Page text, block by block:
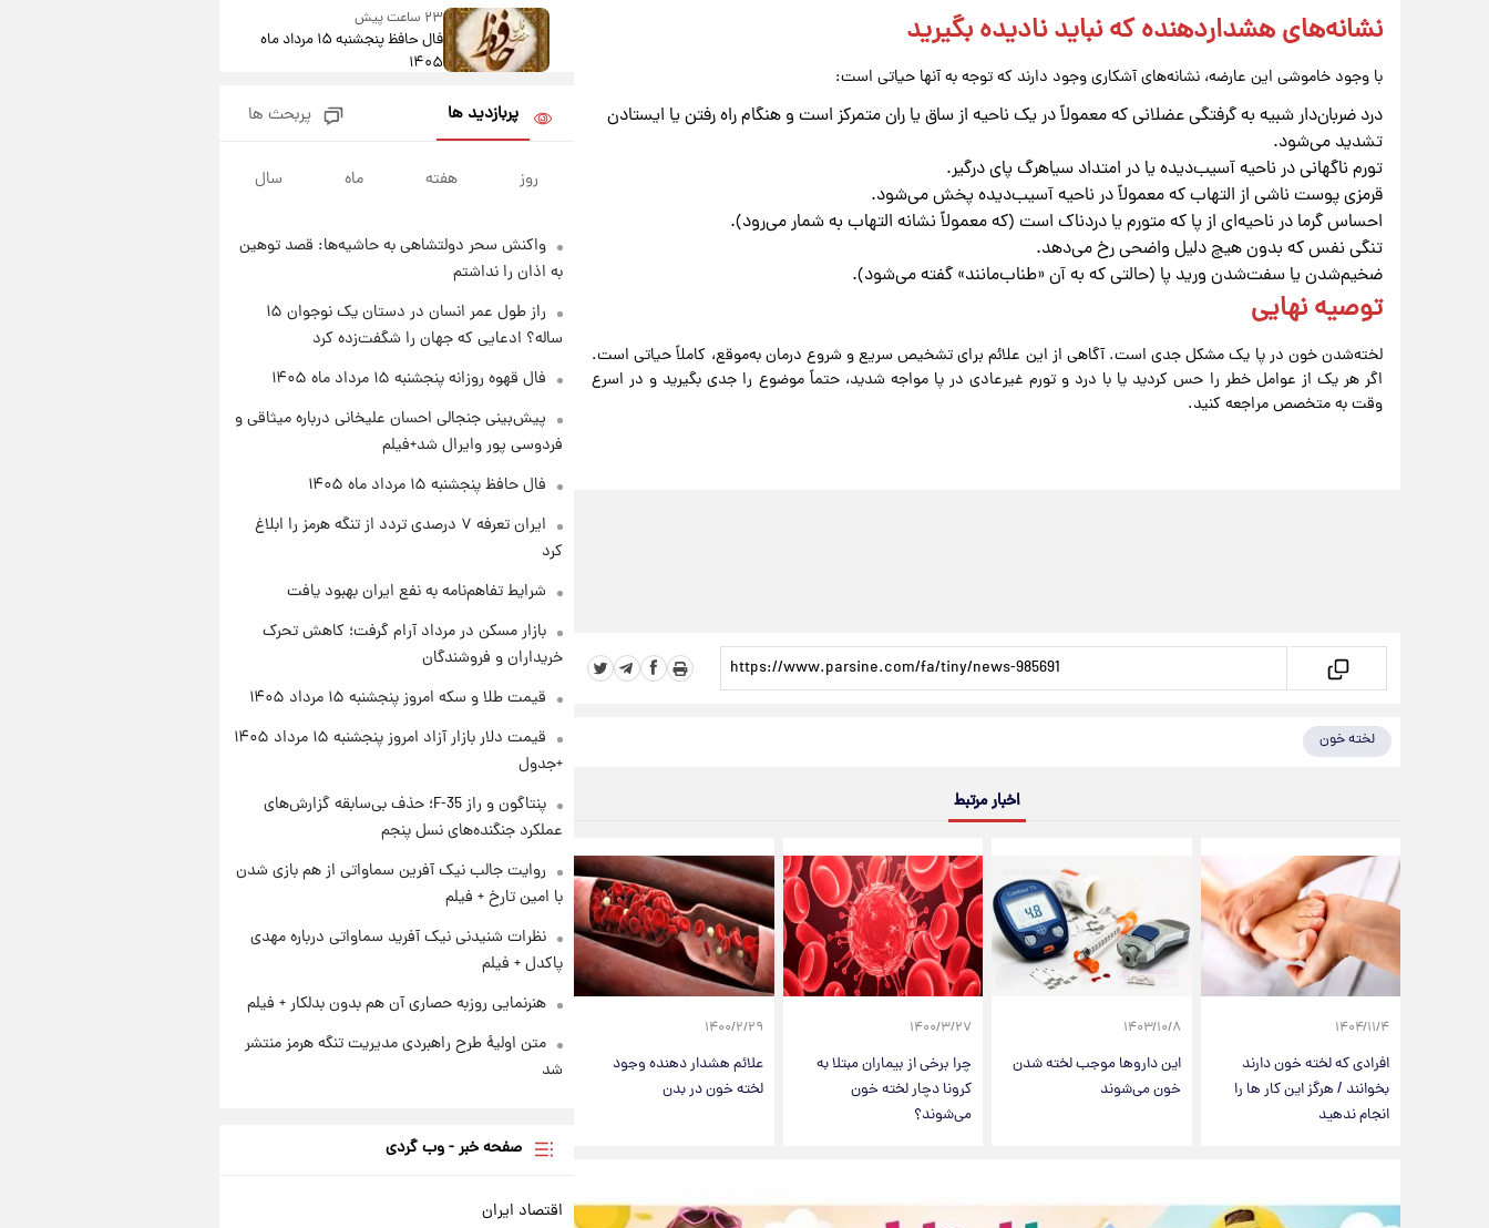
نشانه‌های هشداردهنده که نباید نادیده بگیرید
با وجود خاموشی این عارضه، نشانه‌های آشکاری وجود دارند که توجه به آنها حیاتی است:
درد ضربان‌دار شبیه به گرفتگی عضلانی که معمولاً در یک ناحیه از ساق یا ران متمرکز است و هنگام راه رفتن یا ایستادن
تشدید می‌شود.
تورم ناگهانی در ناحیه آسیب‌دیده یا در امتداد سیاهرگ پای درگیر.
قرمزی پوست ناشی از التهاب که معمولاً در ناحیه آسیب‌دیده پخش می‌شود.
احساس گرما در ناحیه‌ای از پا که متورم یا دردناک است (که معمولاً نشانه التهاب به شمار می‌رود).
تنگی نفس که بدون هیچ دلیل واضحی رخ می‌دهد.
ضخیم‌شدن یا سفت‌شدن ورید پا (حالتی که به آن «طناب‌مانند» گفته می‌شود).
توصیه نهایی
لخته‌شدن خون در پا یک مشکل جدی است. آگاهی از این علائم برای تشخیص سریع و شروع درمان به‌موقع، کاملاً حیاتی است.
اگر هر یک از عوامل خطر را حس کردید یا با درد و تورم غیرعادی در پا مواجه شدید، حتماً موضوع را جدی بگیرید و در اسرع
وقت به متخصص مراجعه کنید.
لخته خون
اخبار مرتبط
۱۴۰۴/۱۱/۴
افرادی که لخته خون دارند
بخوانند / هرگز این کار ها را
انجام ندهید
۱۴۰۳/۱۰/۸
این داروها موجب لخته شدن
خون می‌شوند
۱۴۰۰/۳/۲۷
چرا برخی از بیماران مبتلا به
کرونا دچار لخته خون
می‌شوند؟
۱۴۰۰/۲/۲۹
علائم هشدار دهنده وجود
لخته خون در بدن
۲۳ ساعت پیش
فال حافظ پنجشنبه ۱۵ مرداد ماه
۱۴۰۵
فال قهوه روزانه پنجشنبه ۱۵ مرداد
ماه ۱۴۰۵
۱ روز پیش
چهارشنبه ۱۴ مرداد + جدول
۱ روز پیش
تولید سایپا؛ نام خودرو، مبلغ پیش
پرداخت و زمان تحویل | سود
مشارکت چند درصد است؟
پربازدید ها پربحث ها
روز هفته ماه سال
واکنش سحر دولتشاهی به حاشیه‌ها: قصد توهین
به اذان را نداشتم
راز طول عمر انسان در دستان یک نوجوان ۱۵
ساله؟ ادعایی که جهان را شگفت‌زده کرد
فال قهوه روزانه پنجشنبه ۱۵ مرداد ماه ۱۴۰۵
پیش‌بینی جنجالی احسان علیخانی درباره میثاقی و
فردوسی پور وایرال شد+فیلم
فال حافظ پنجشنبه ۱۵ مرداد ماه ۱۴۰۵
ایران تعرفه ۷ درصدی تردد از تنگه هرمز را ابلاغ
کرد
شرایط تفاهم‌نامه به نفع ایران بهبود یافت
بازار مسکن در مرداد آرام گرفت؛ کاهش تحرک
خریداران و فروشندگان
قیمت طلا و سکه امروز پنجشنبه ۱۵ مرداد ۱۴۰۵
قیمت دلار بازار آزاد امروز پنجشنبه ۱۵ مرداد ۱۴۰۵
+جدول
پنتاگون و راز F-35؛ حذف بی‌سابقه گزارش‌های
عملکرد جنگنده‌های نسل پنجم
روایت جالب نیک آفرین سماواتی از هم بازی شدن
با امین تارخ + فیلم
نظرات شنیدنی نیک آفرید سماواتی درباره مهدی
پاکدل + فیلم
هنرنمایی روزبه حصاری آن هم بدون بدلکار + فیلم
متن اولیۀ طرح راهبردی مدیریت تنگه هرمز منتشر
شد
صفحه خبر - وب گردی
اقتصاد ایران